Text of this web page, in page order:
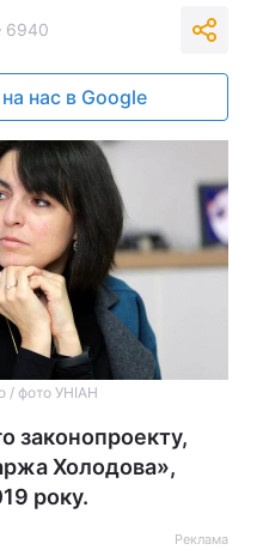
6940
нас в Google
/ фото УНІАН
законопроекту,
Холодова»,
року.
Реклама